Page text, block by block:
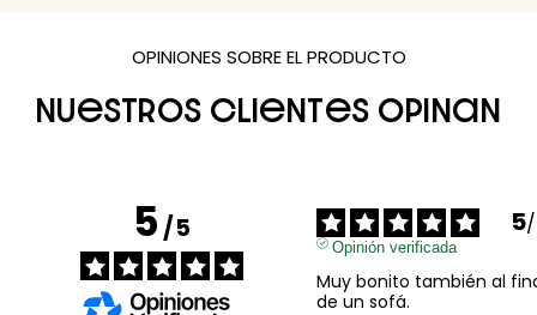
OPINIONES SOBRE EL PRODUCTO
NUESTROS CLIENTES OPINAN
5/5 5/
Opinión verificada
Muy bonito también al
de un sofá.